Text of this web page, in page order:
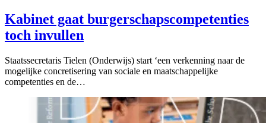
Kabinet gaat burgerschapscompetenties
toch invullen
Staatssecretaris Tielen (Onderwijs) start ‘een verkenning naar de
mogelijke concretisering van sociale en maatschappelijke
competenties en de…